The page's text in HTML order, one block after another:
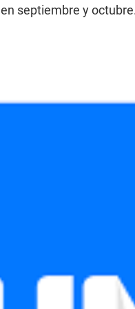
septiembre y